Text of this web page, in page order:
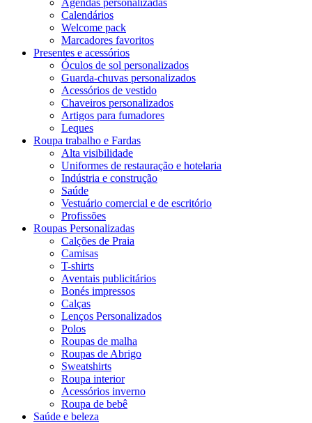
Calendários
Welcome pack
Marcadores favoritos
Presentes e acessórios
Óculos de sol personalizados
Guarda-chuvas personalizados
Acessórios de vestido
Chaveiros personalizados
Artigos para fumadores
Leques
Roupa trabalho e Fardas
Alta visibilidade
Uniformes de restauração e hotelaria
Indústria e construção
Saúde
Vestuário comercial e de escritório
Profissões
Roupas Personalizadas
Calções de Praia
Camisas
T-shirts
Aventais publicitários
Bonés impressos
Calças
Lenços Personalizados
Polos
Roupas de malha
Roupas de Abrigo
Sweatshirts
Roupa interior
Acessórios inverno
Roupa de bebê
Saúde e beleza